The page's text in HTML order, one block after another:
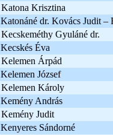
Katona Krisztina
Katonáné dr. Kovács Judit –
Kecskeméthy Gyuláné dr.
Kecskés Éva
Kelemen Árpád
Kelemen József
Kelemen Károly
Kemény András
Kemény Judit
Kenyeres Sándorné